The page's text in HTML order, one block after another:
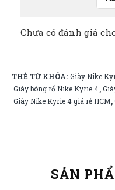
Chưa có đánh giá
THẺ TỪ KHÓA: Giày Nike
Giày bóng rổ Nike Kyrie 4,
Giày Nike Kyrie 4 giá rẻ HCM,
SẢN